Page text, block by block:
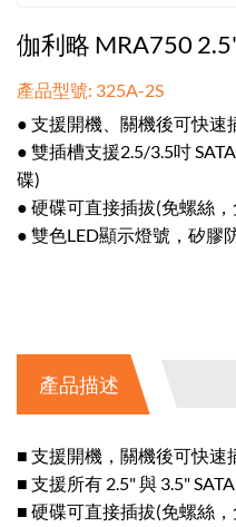
伽利略 MRA750
產品型號: 325A-2S
● 支援開機、關機後可快速
● 雙插槽支援2.5/3.5吋
碟)
● 硬碟可直接插拔(免螺絲
● 雙色LED顯示燈號，矽膠
產品描述
■ 支援開機，關機後可快速
■ 支援所有 2.5" 與 3.5"
■ 硬碟可直接插拔(免螺絲